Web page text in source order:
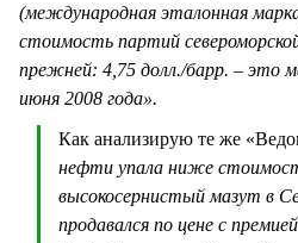
(международная эталонная
стоимость партий
прежней: 4,75 долл./барр. – это
июня 2008 года».
Как анализирую те же
нефти упала ниже
высокосернистый мазут в
продавался по цене с